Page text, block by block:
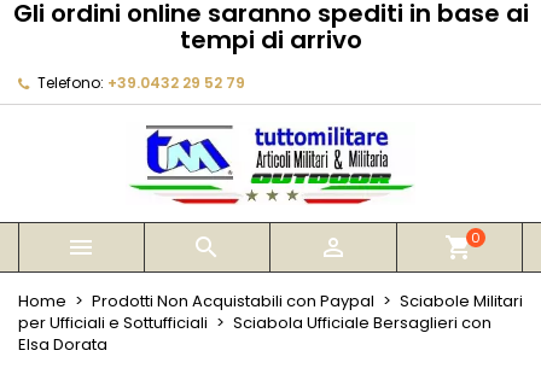
Gli ordini online saranno spediti in base ai
tempi di arrivo
Telefono: +39.0432 29 52 79
   shopping_cart0
Home Prodotti Non Acquistabili con Paypal
Sciabole Militari
per Ufficiali e Sottufficiali
Sciabola Ufficiale Bersaglieri con
Elsa Dorata
My wishlists
add_circle_outline Create new list
Crea lista dei desideri
Annulla Crea lista dei desideri
Devi avere effettuato l'accesso per salvare dei
prodotti nella tua lista dei desideri.
Annulla